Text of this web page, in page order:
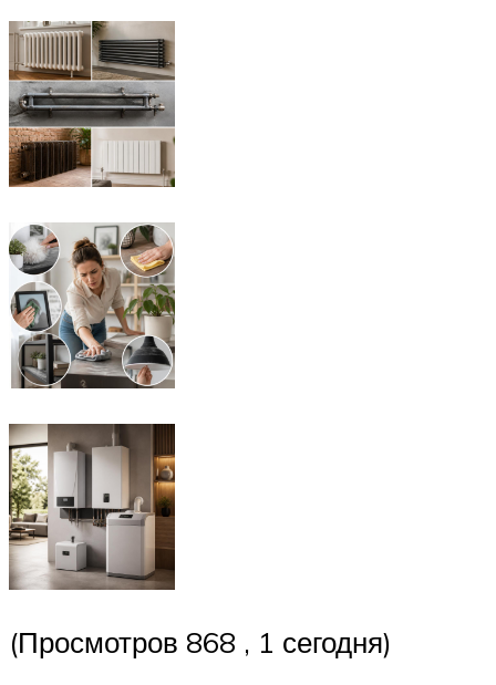
(Просмотров 868 , 1 сегодня)